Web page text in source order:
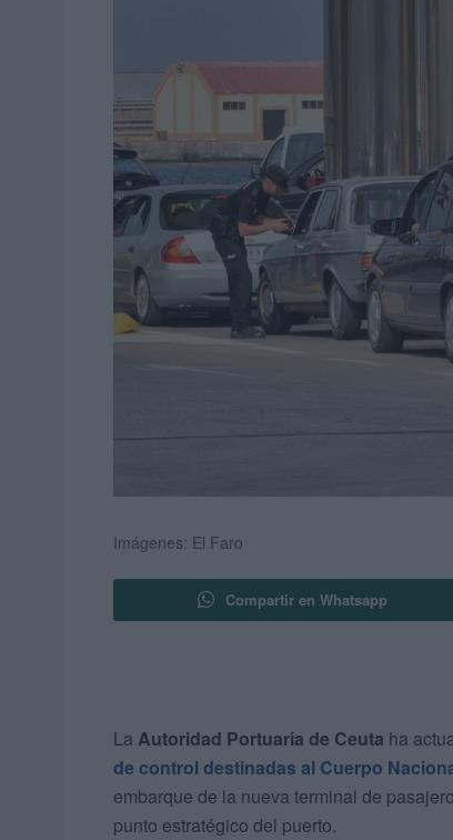
Imágenes: El Faro
Compartir en Whatsapp
La Autoridad Portuaria de Ceuta ha
de control destinadas al Cuerpo
embarque de la nueva terminal de
punto estratégico del puerto.